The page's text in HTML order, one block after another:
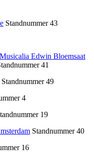
Standnummer 43
Edwin Bloemsaat
41
Standnummer 49
4
19
Standnummer 40
16